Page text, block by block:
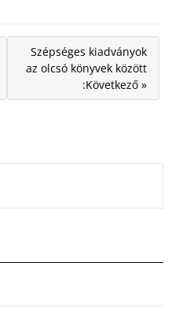
Szépséges kiadványok
az olcsó könyvek között
:Következő »